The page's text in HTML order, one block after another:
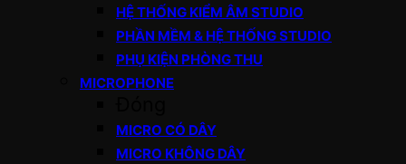
HỆ THỐNG KIỂM ÂM STUDIO
PHẦN MỀM & HỆ THỐNG STUDIO
PHỤ KIỆN PHÒNG THU
MICROPHONE
MICRO CÓ DÂY
MICRO KHÔNG DÂY